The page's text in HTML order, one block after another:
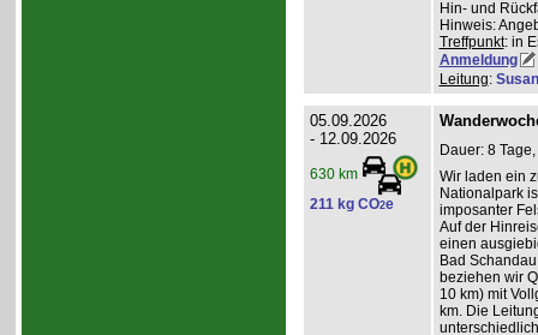
Hin- und
Hinweis:
Treffpunkt: in
Anmeldung
Leitung:
05.09.2026
- 12.09.2026
630 km
211 kg CO2e
Dauer: 8
Wir laden ein
Nationalpark
imposanter
Auf der
einen
Bad
beziehen wir
10 km) mit
km. Die